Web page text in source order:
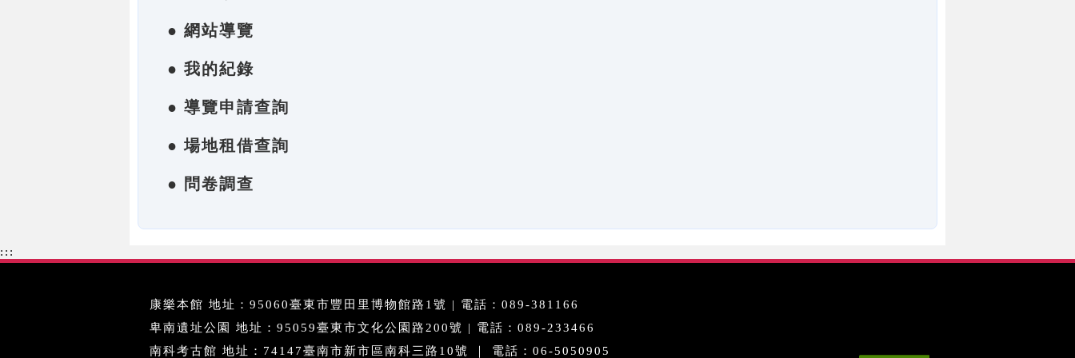
● 網站導覽
● 我的紀錄
● 導覽申請查詢
● 場地租借查詢
● 問卷調查
:::
康樂本館 地址：95060臺東市豐田里博物館路1號 | 電話：089-381166
卑南遺址公園 地址：95059臺東市文化公園路200號 | 電話：089-233466
南科考古館 地址：74147臺南市新市區南科三路10號 ｜ 電話：06-5050905